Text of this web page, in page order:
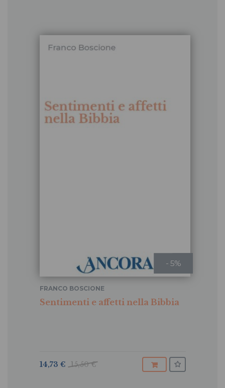
- 5%
Sentimenti e affetti nella Bibbia
FRANCO BOSCIONE
15,50 €
14,73 €